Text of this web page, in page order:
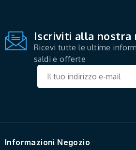
Iscriviti alla
Ricevi tutte le ultime
saldi e offerte
Informazioni Negozio